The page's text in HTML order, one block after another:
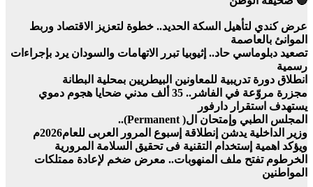
عرض كندي لتأهيل السكة الحديد.. خطوة لتعزيز الاقتصاد وربط
الموانئ بالعاصمة
تصعيد دبلوماسي حاد.. إثيوبيا تبرر الاتهامات والسودان يرد بإجراءات
رسمية
انطلاق دورة تدريبية للمعاونين البيطريين بمحلية البطانة
مجزرة مروّعة في الفاشر.. 35 ألف مدني ضحايا هجوم دموي
يستهدف استقرار دارفور
المجلس الطبي وإمتحان ال( Permanent)..
وزير الداخلية يدشن إنطلاقة إسبوع المرور العربى للعام2026م
ويؤكد اهمية إستخدام التقنية فى تحقيق السلامة المرورية
الخرطوم تفتح ملف المنهوبات.. معرض ضخم لإعادة ممتلكات
المواطنين